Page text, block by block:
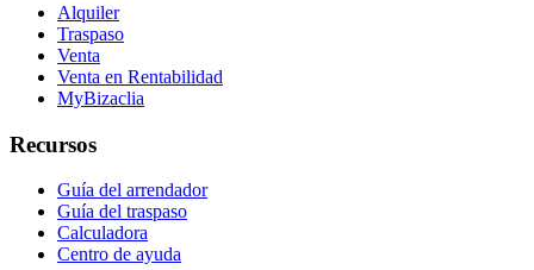
Alquiler
Traspaso
Venta
Venta en Rentabilidad
MyBizaclia
Recursos
Guía del arrendador
Guía del traspaso
Calculadora
Centro de ayuda